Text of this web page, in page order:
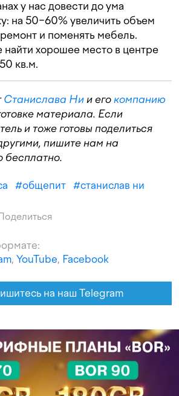
у нас довести до ума
на 50−60% увеличить объем
и поменять мебель.
хорошее место в центре
кв.м.
Станислава Ни и его компанию
материала. Если
и тоже готовы поделиться
пишите нам на
бесплатно.
#общепит #станислав ни
, YouTube, Facebook
на наш Telegram